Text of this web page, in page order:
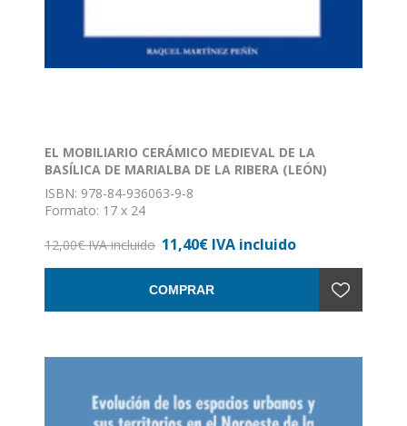
EL MOBILIARIO CERÁMICO MEDIEVAL DE LA
BASÍLICA DE MARIALBA DE LA RIBERA (LEÓN)
ISBN: 978-84-936063-9-8
Formato: 17 x 24
Encuadernación: Rústica con solapa
12,00€ IVA incluido 11,40€ IVA incluido
COMPRAR